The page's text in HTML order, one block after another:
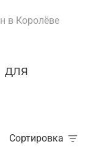
в Королёве
Сортировка